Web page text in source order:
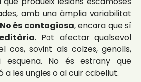
amb una àmplia variabilitat
No és contagiosa, encara que sí
. Pot afectar qualsevol
cos, sovint als colzes, genolls,
esquena. No és estrany que
a les ungles o al cuir cabellut.